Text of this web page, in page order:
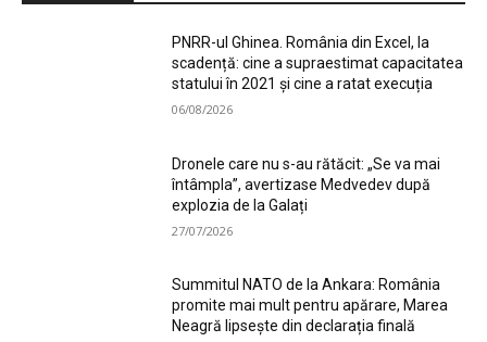
PNRR-ul Ghinea. România din Excel, la
scadență: cine a supraestimat capacitatea
statului în 2021 și cine a ratat execuția
06/08/2026
Dronele care nu s-au rătăcit: „Se va mai
întâmpla”, avertizase Medvedev după
explozia de la Galați
27/07/2026
Summitul NATO de la Ankara: România
promite mai mult pentru apărare, Marea
Neagră lipsește din declarația finală